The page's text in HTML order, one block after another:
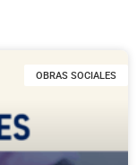
OBRAS SOCIALES